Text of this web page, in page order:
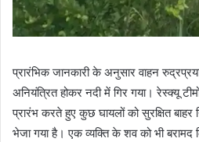
प्रारंभिक जानकारी के अनुसार वाहन
अनियंत्रित होकर नदी में गिर गया। रेस्क्यू टीमों
प्रारंभ करते हुए कुछ घायलों को सुरक्षित
भेजा गया है। एक व्यक्ति के शव को भी बरामद